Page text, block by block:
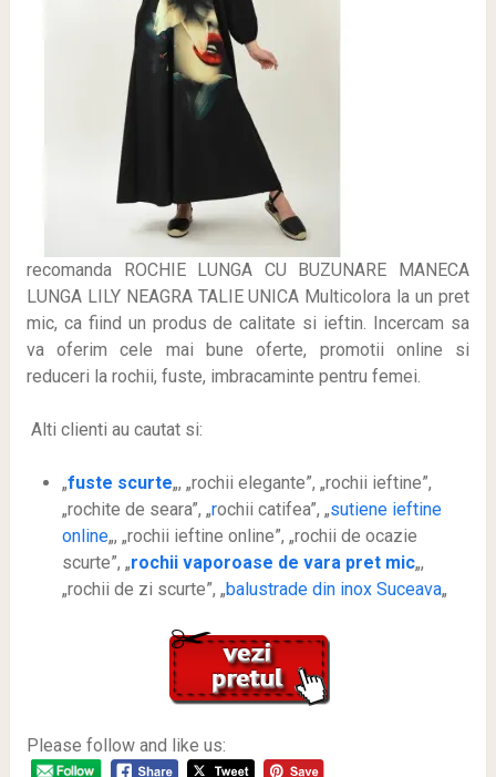
recomanda ROCHIE LUNGA CU BUZUNARE MANECA
LUNGA LILY NEAGRA TALIE UNICA Multicolora la un pret
mic, ca fiind un produs de calitate si ieftin. Incercam sa
va oferim cele mai bune oferte, promotii online si
reduceri la rochii, fuste, imbracaminte pentru femei.
Alti clienti au cautat si:
„fuste scurte„, „rochii elegante”, „rochii ieftine”,
„rochite de seara”, „rochii catifea”, „sutiene ieftine
online„, „rochii ieftine online”, „rochii de ocazie
scurte”, „rochii vaporoase de vara pret mic„,
„rochii de zi scurte”, „balustrade din inox Suceava„
Please follow and like us: